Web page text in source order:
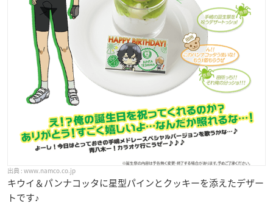
www.namco.co.jp
キウイ＆パンナコッタに星型パインとクッキーを添えたデザー
トです♪